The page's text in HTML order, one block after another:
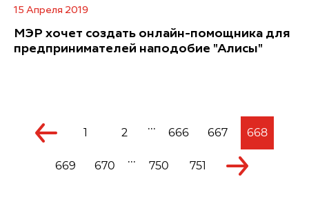
15 Апреля 2019
МЭР хочет создать онлайн-помощника для
предпринимателей наподобие "Алисы"
1 2 ... 666 667 668
669 670 ... 750 751